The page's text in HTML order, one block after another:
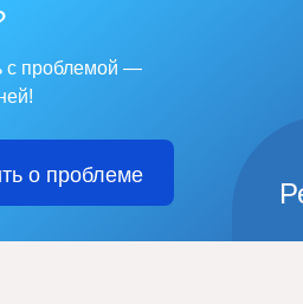
с проблемой —
о проблеме